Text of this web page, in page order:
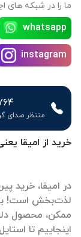
خرید از امیقا
در امیقا، خرید
لذت‌بخش است!
ممکن، محصول
اینجاییم تا
ما را در شبکه های
whatsapp
instagram
منتظر صدای